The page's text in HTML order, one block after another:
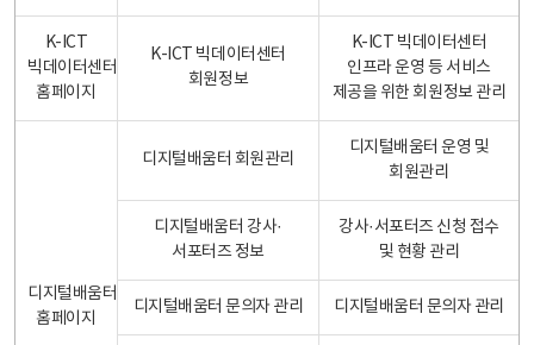
K-ICT
빅데이터센터
홈페이지
K-ICT 빅데이터센터
회원정보
K-ICT 빅데이터센터
인프라 운영 등 서비스
제공을 위한 회원정보 관리
디지털배움터
홈페이지
디지털배움터 회원관리
디지털배움터 운영 및
회원관리
디지털배움터 강사·
서포터즈 정보
강사·서포터즈 신청 접수
및 현황 관리
디지털배움터 문의자 관리 디지털배움터 문의자 관리